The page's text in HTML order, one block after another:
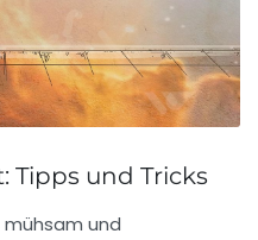
Tipps und Tricks
und